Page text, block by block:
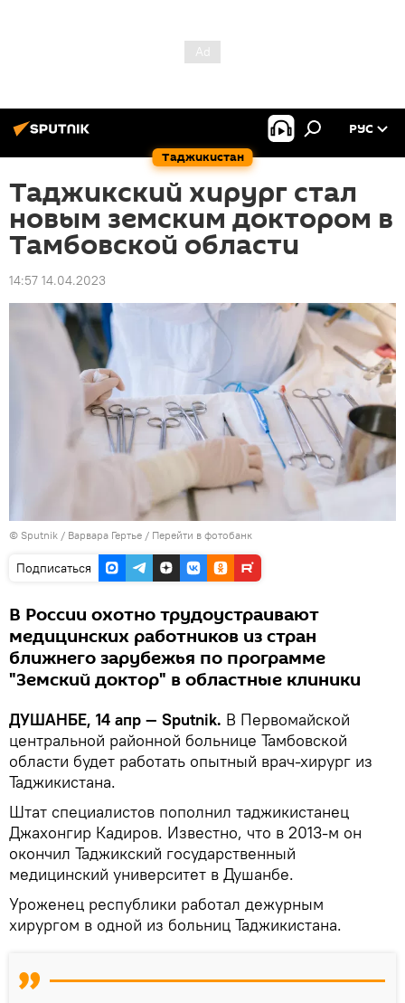
Таджикистан
РУС
Таджикский хирург стал
новым земским доктором в
Тамбовской области
14:57 14.04.2023
© Sputnik / Варвара Гертье / Перейти в фотобанк
Подписаться
В России охотно трудоустраивают
медицинских работников из стран
ближнего зарубежья по программе
"Земский доктор" в областные клиники
ДУШАНБЕ, 14 апр — Sputnik. В Первомайской
центральной районной больнице Тамбовской
области будет работать опытный врач-хирург из
Таджикистана.
Штат специалистов пополнил таджикистанец
Джахонгир Кадиров. Известно, что в 2013-м он
окончил Таджикский государственный
медицинский университет в Душанбе.
Уроженец республики работал дежурным
хирургом в одной из больниц Таджикистана.